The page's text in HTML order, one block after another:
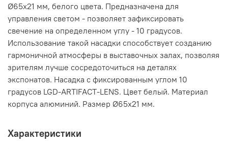
Ø65x21 мм, белого цвета. Предназначена для
управления светом - позволяет зафиксировать
свечение на определенном углу - 10 градусов.
Использование такой насадки способствует созданию
гармоничной атмосферы в выставочных залах, позволяя
зрителям лучше сосредоточиться на деталях
экспонатов. Насадка с фиксированным углом 10
градусов LGD-ARTIFACT-LENS. Цвет белый. Материал
корпуса алюминий. Размер Ø65x21 мм.
Характеристики